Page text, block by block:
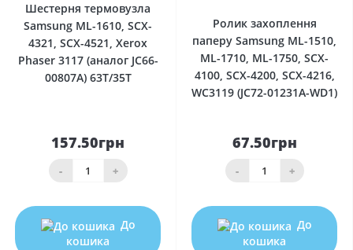
Шестерня термовузла
Samsung ML-1610, SCX-
4321, SCX-4521, Xerox
Phaser 3117 (аналог JC66-
00807A) 63T/35T
157.50грн
- +
До
кошика
Ролик захоплення
паперу Samsung ML-1510,
ML-1710, ML-1750, SCX-
4100, SCX-4200, SCX-4216,
WC3119 (JC72-01231A-WD1)
67.50грн
- +
До
кошика